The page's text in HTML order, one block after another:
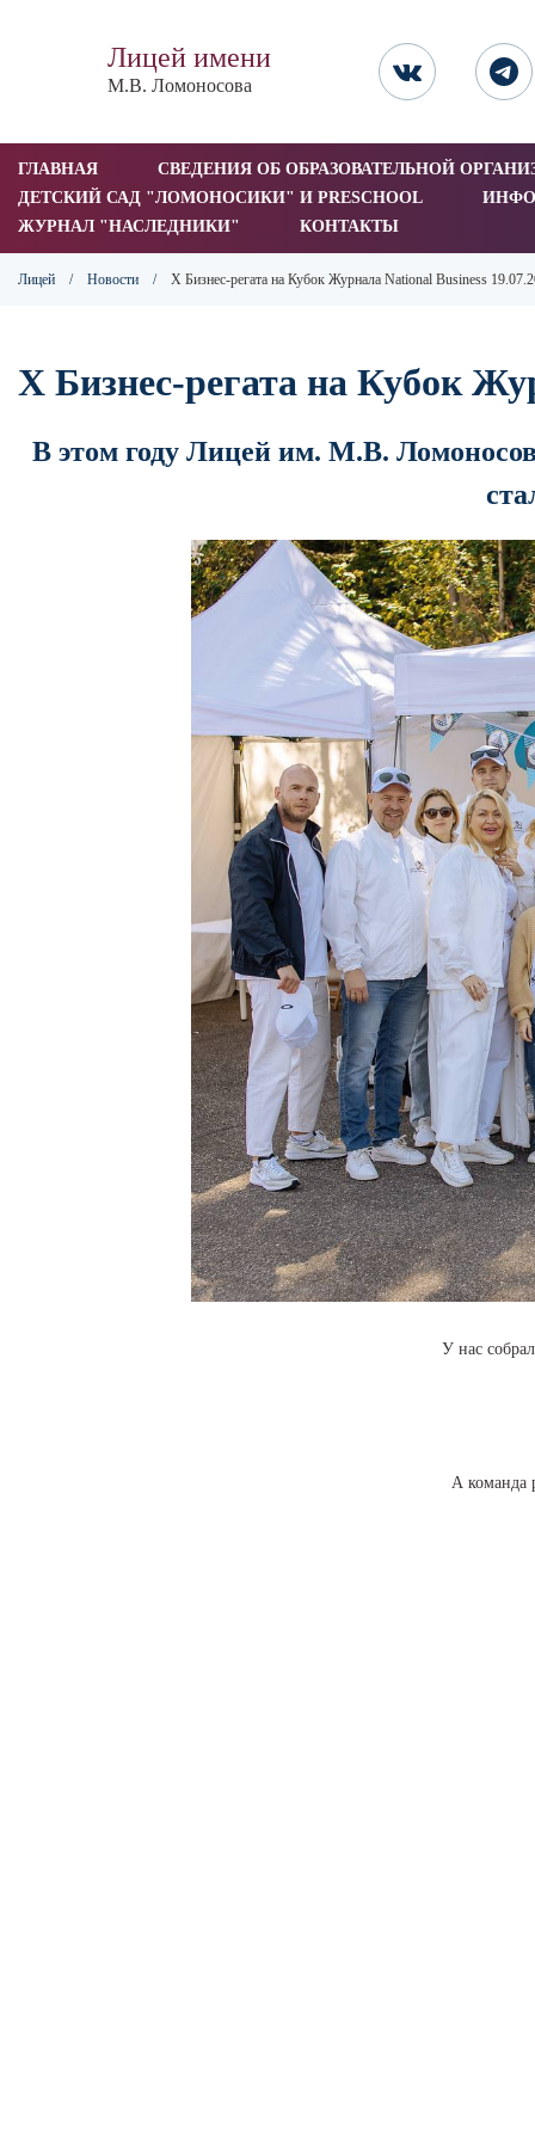
Лицей имени
М.В. Ломоносова
ГЛАВНАЯ
СВЕДЕНИЯ ОБ ОБРАЗОВАТЕЛЬНОЙ
ДЕТСКИЙ САД "ЛОМОНОСИКИ" И PRESCHOOL
ЖУРНАЛ "НАСЛЕДНИКИ"
КОНТАКТЫ
Лицей / Новости / X Бизнес-регата на Кубок Журнала National Business
X Бизнес-регата на Кубок
В этом году Лицей им. М.В.
У нас
А команда